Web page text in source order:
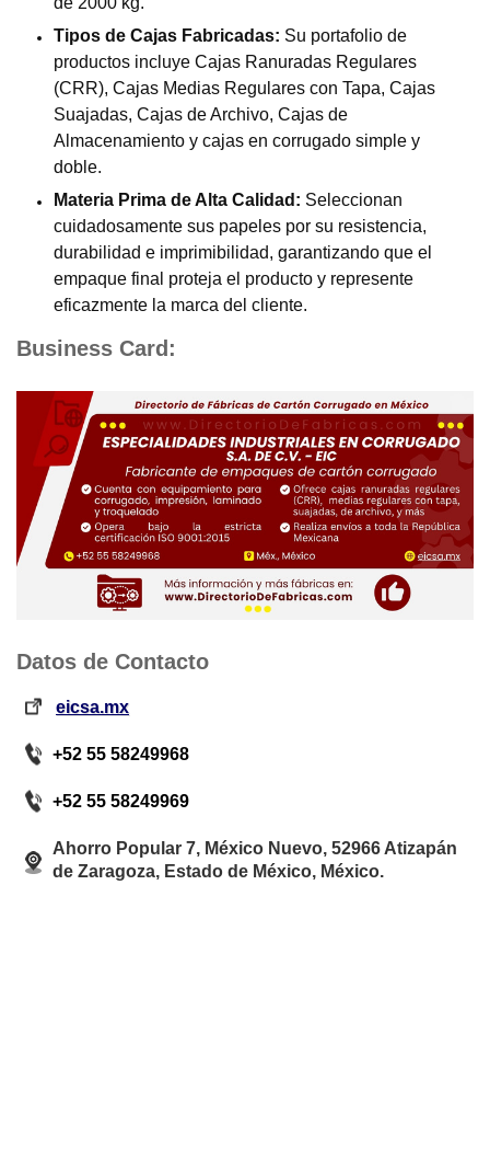
Tipos de Cajas Fabricadas: Su portafolio de
productos incluye Cajas Ranuradas Regulares
(CRR), Cajas Medias Regulares con Tapa, Cajas
Suajadas, Cajas de Archivo, Cajas de
Almacenamiento y cajas en corrugado simple y
doble.
Materia Prima de Alta Calidad: Seleccionan
cuidadosamente sus papeles por su resistencia,
durabilidad e imprimibilidad, garantizando que el
empaque final proteja el producto y represente
eficazmente la marca del cliente.
Business Card:
Datos de Contacto
eicsa.mx
+52 55 58249968
+52 55 58249969
Ahorro Popular 7, México Nuevo, 52966 Atizapán
de Zaragoza, Estado de México, México.